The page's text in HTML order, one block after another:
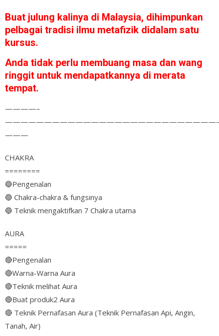
Buat julung kalinya di Malaysia, dihimpunkan
pelbagai tradisi ilmu metafizik didalam satu
kursus.
Anda tidak perlu membuang masa dan wang
ringgit untuk mendapatkannya di merata
tempat.
————–
———
CHAKRA
========
🔵Pengenalan
🔵 Chakra-chakra & fungsinya
🔵 Teknik mengaktifkan 7 Chakra utama
AURA
=====
🔴Pengenalan
🔴Warna-Warna Aura
🔴Teknik melihat Aura
🔴Buat produk2 Aura
🔴 Teknik Pernafasan Aura (Teknik Pernafasan Api, Angin,
Tanah, Air)